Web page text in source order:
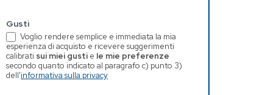
Gusti
Voglio rendere semplice e immediata la mia
esperienza di acquisto e ricevere suggerimenti
calibrati sui miei gusti e le mie preferenze
secondo quanto indicato al paragrafo c) punto 3)
dell'informativa sulla privacy